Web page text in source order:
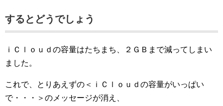
するとどうでしょう
ｉＣｌｏｕｄの容量はたちまち、２ＧＢまで減ってしまい
ました。
これで、とりあえずの＜ｉＣｌｏｕｄの容量がいっぱい
で・・・＞のメッセージが消え、